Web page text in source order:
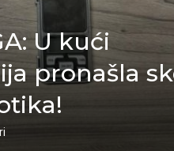
U kući
pronašla